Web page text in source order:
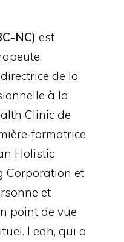
NC) est
de la
à la
Clinic de
formatrice
Holistic
Corporation et
et
point de vue
Leah, qui a